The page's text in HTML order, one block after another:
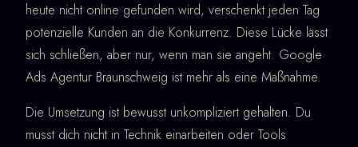
heute nicht online gefunden wird, verschenkt jeden Tag
potenzielle Kunden an die Konkurrenz. Diese Lücke lässt
sich schließen, aber nur, wenn man sie angeht. Google
Ads Agentur Braunschweig ist mehr als eine Maßnahme.
Die Umsetzung ist bewusst unkompliziert gehalten. Du
musst dich nicht in Technik einarbeiten oder Tools